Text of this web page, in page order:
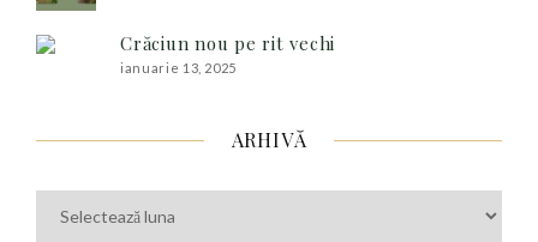
Crăciun nou pe rit vechi
ianuarie 13, 2025
ARHIVĂ